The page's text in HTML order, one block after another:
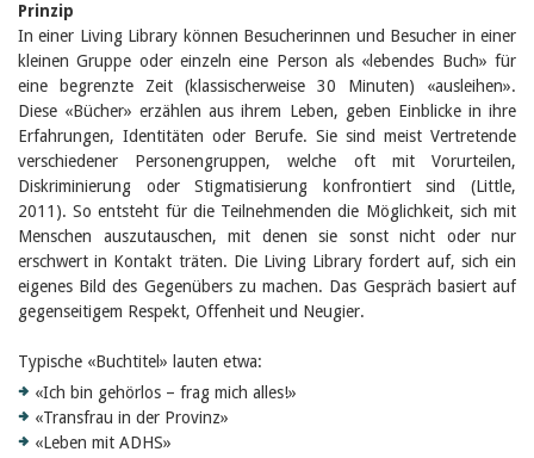
Manuela Nyffeler-Lanker
Alle Autoren
Archiv
Juli 2026
Juni 2026
März 2026
Dezember 2025
November 2025
September 2025
Juli 2025
Juni 2025
März 2025
Februar 2025
2023
2021
2020
2019
Prinzip
In einer Living Library können Besucherinnen und Besucher in einer
kleinen Gruppe oder einzeln eine Person als «lebendes Buch» für
eine begrenzte Zeit (klassischerweise 30 Minuten) «ausleihen».
Diese «Bücher» erzählen aus ihrem Leben, geben Einblicke in ihre
Erfahrungen, Identitäten oder Berufe. Sie sind meist Vertretende
verschiedener Personengruppen, welche oft mit Vorurteilen,
Diskriminierung oder Stigmatisierung konfrontiert sind (Little,
2011). So entsteht für die Teilnehmenden die Möglichkeit, sich mit
Menschen auszutauschen, mit denen sie sonst nicht oder nur
erschwert in Kontakt träten. Die Living Library fordert auf, sich ein
eigenes Bild des Gegenübers zu machen. Das Gespräch basiert auf
gegenseitigem Respekt, Offenheit und Neugier.
Typische «Buchtitel» lauten etwa:
«Ich bin gehörlos – frag mich alles!»
«Transfrau in der Provinz»
«Leben mit ADHS»